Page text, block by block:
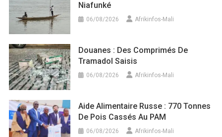
Niafunké
06/08/2026 Afrikinfos-Mali
Douanes : Des Comprimés De
Tramadol Saisis
06/08/2026 Afrikinfos-Mali
Aide Alimentaire Russe : 770 Tonnes
De Pois Cassés Au PAM
06/08/2026 Afrikinfos-Mali